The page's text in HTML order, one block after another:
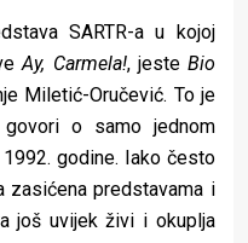
SARTR-a u kojoj
Ay, Carmela!, jeste Bio
Miletić-Oručević. To je
govori o samo jednom
1992. godine. Iako često
zasićena predstavama i
još uvijek živi i okuplja